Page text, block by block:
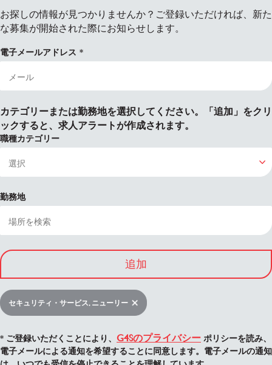
お探しの情報が見つかりませんか？ご登録いただければ、新た
な募集が開始された際にお知らせします。
電子メールアドレス
カテゴリーまたは勤務地を選択してください。「追加」をクリ
ックすると、求人アラートが作成されます。
職種カテゴリー
勤務地
追加
セキュリティ・サービス, ニューリー
* ご登録いただくことにより、 G4Sのプライバシー ポリシーを読み、
電子メールによる通知を希望することに同意します。電子メールの通知